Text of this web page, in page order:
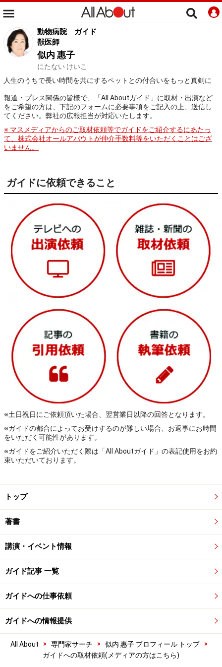
動物病院
ガイド
獣医師
似内 惠子
にたない けいこ
人生のうちで長い時間を共にするペットとの付合いをもっと真剣に
報道・プレス関係の皆様で、「All Aboutガイド」に取材・出演など
をご希望の方は、下記のフォームに必要事項をご記入の上、送信し
てください。弊社の広報担当が対応いたします。
※ マスメディアからのご取材依頼等でガイドをご紹介するにあたっ
て、株式会社オールアバウトが仲介手数料等をいただくことはござ
いません。
ガイドに依頼できること
※土日祝日にご依頼頂いた場合、翌営業日以降の回答となります。
※ガイドの都合によってお受けするのが難しい場合、お返事にお時間
をいただく可能性があります。
※ガイドをご紹介いただく際は「All Aboutガイド」の表記使用をお約
束いただいております。
トップ
著書
講演・イベント情報
ガイド記事 一覧
ガイドへの仕事依頼
ガイドへの情報提供
All About > 専門家サーチ > 似内 惠子 プロフィール トップ
>
ガイドへの取材依頼(メディアの方はこちら)